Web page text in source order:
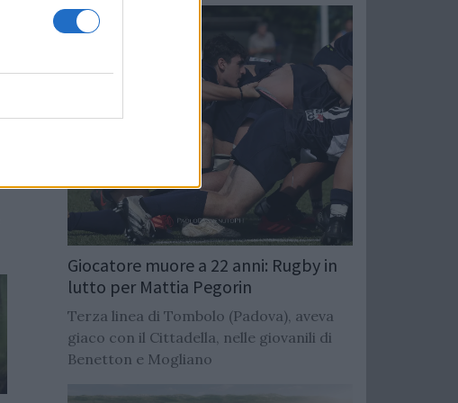
Giocatore muore a 22 anni: Rugby in
lutto per Mattia Pegorin
Terza linea di Tombolo (Padova), aveva
giaco con il Cittadella, nelle giovanili di
Benetton e Mogliano